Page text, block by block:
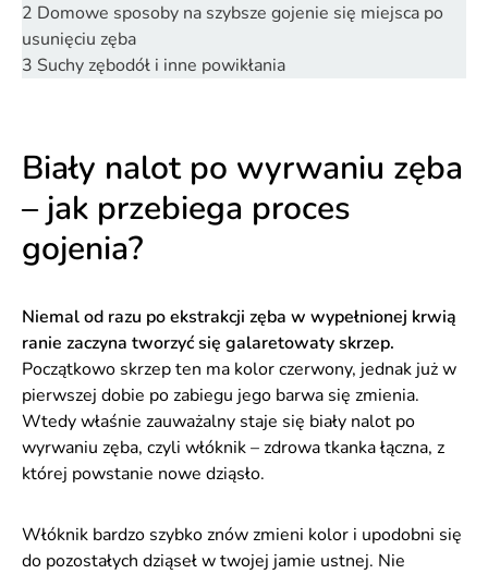
2 Domowe sposoby na szybsze gojenie się miejsca po
usunięciu zęba
3 Suchy zębodół i inne powikłania
Biały nalot po wyrwaniu zęba
– jak przebiega proces
gojenia?
Niemal od razu po ekstrakcji zęba w wypełnionej krwią
ranie zaczyna tworzyć się galaretowaty skrzep.
Początkowo skrzep ten ma kolor czerwony, jednak już w
pierwszej dobie po zabiegu jego barwa się zmienia.
Wtedy właśnie zauważalny staje się biały nalot po
wyrwaniu zęba, czyli włóknik – zdrowa tkanka łączna, z
której powstanie nowe dziąsło.
Włóknik bardzo szybko znów zmieni kolor i upodobni się
do pozostałych dziąseł w twojej jamie ustnej. Nie